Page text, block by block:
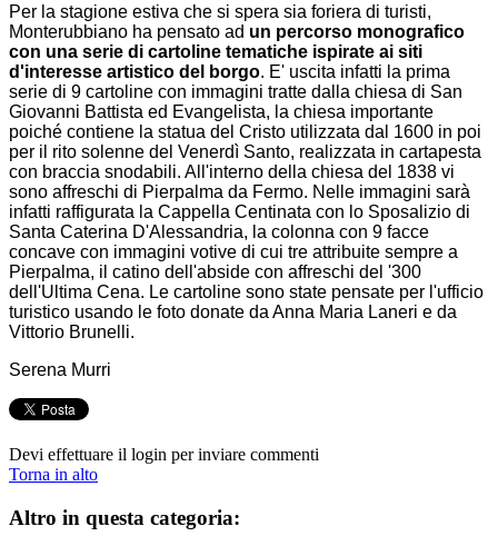
Per la stagione estiva che si spera sia foriera di turisti,
Monterubbiano ha pensato ad un percorso monografico
con una serie di cartoline tematiche ispirate ai siti
d'interesse artistico del borgo. E' uscita infatti la prima
serie di 9 cartoline con immagini tratte dalla chiesa di San
Giovanni Battista ed Evangelista, la chiesa importante
poiché contiene la statua del Cristo utilizzata dal 1600 in poi
per il rito solenne del Venerdì Santo, realizzata in cartapesta
con braccia snodabili. All'interno della chiesa del 1838 vi
sono affreschi di Pierpalma da Fermo. Nelle immagini sarà
infatti raffigurata la Cappella Centinata con lo Sposalizio di
Santa Caterina D'Alessandria, la colonna con 9 facce
concave con immagini votive di cui tre attribuite sempre a
Pierpalma, il catino dell'abside con affreschi del '300
dell'Ultima Cena. Le cartoline sono state pensate per l'ufficio
turistico usando le foto donate da Anna Maria Laneri e da
Vittorio Brunelli.
Serena Murri
Devi effettuare il login per inviare commenti
Torna in alto
Altro in questa categoria: